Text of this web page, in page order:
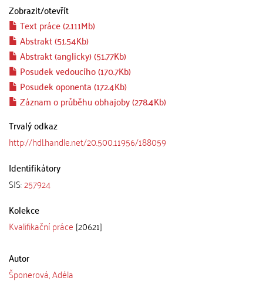
Zobrazit/otevřít
Text práce (2.111Mb)
Abstrakt (51.54Kb)
Abstrakt (anglicky) (51.77Kb)
Posudek vedoucího (170.7Kb)
Posudek oponenta (172.4Kb)
Záznam o průběhu obhajoby (278.4Kb)
Trvalý odkaz
http://hdl.handle.net/20.500.11956/188059
Identifikátory
SIS:257924
Kolekce
Kvalifikační práce [20621]
Autor
Šponerová, Adéla